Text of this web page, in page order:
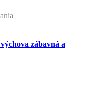
zábavná a